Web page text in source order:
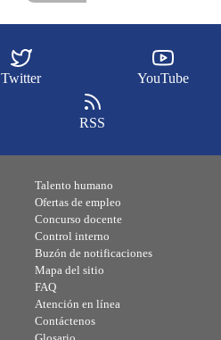
Twitter YouTube
RSS
Talento humano
Ofertas de empleo
Concurso docente
Control interno
Buzón de notificaciones
Mapa del sitio
FAQ
Atención en línea
Contáctenos